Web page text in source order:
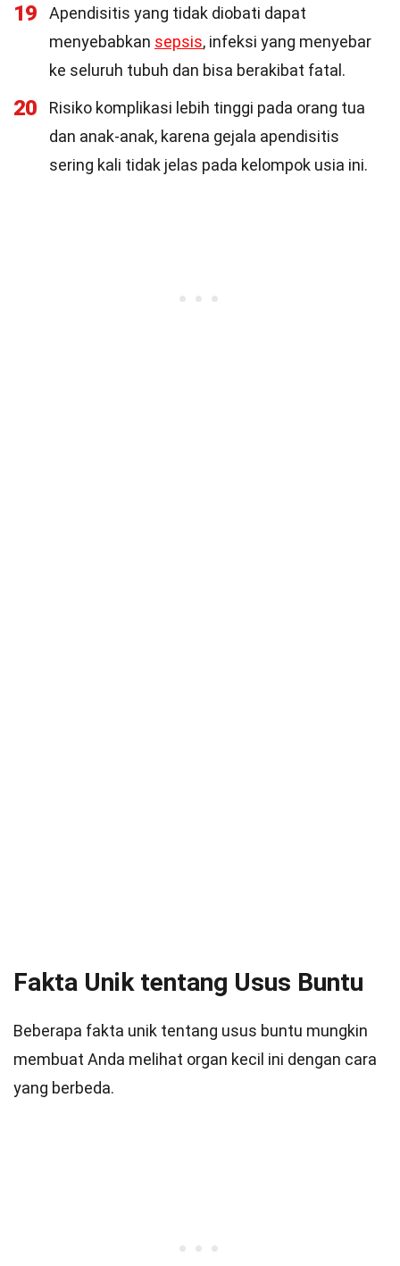
19
Apendisitis yang tidak diobati dapat
menyebabkan sepsis, infeksi yang menyebar
ke seluruh tubuh dan bisa berakibat fatal.
20
Risiko komplikasi lebih tinggi pada orang tua
dan anak-anak, karena gejala apendisitis
sering kali tidak jelas pada kelompok usia ini.
Fakta Unik tentang Usus Buntu
Beberapa fakta unik tentang usus buntu mungkin
membuat Anda melihat organ kecil ini dengan cara
yang berbeda.